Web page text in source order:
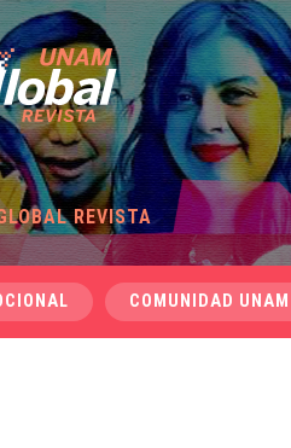
REVISTA
COMUNIDAD UNAM